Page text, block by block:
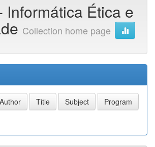
Informática Ética e
Collection home page